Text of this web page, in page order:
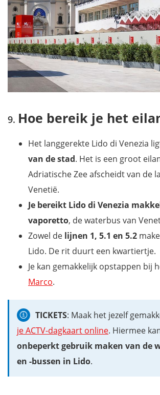
Hoe bereik je het
Het langgerekte Lido di Venezia
van de stad. Het is een groot
Adriatische Zee afscheidt van de
Venetië.
Je bereikt Lido di Venezia
vaporetto, de waterbus van
Zowel de lijnen 1, 5.1 en 5.2
Lido. De rit duurt een kwartiertje.
Je kan gemakkelijk opstappen bij
Marco.
TICKETS: Maak het jezelf
je ACTV-dagkaart online. Hiermee
onbeperkt gebruik maken van de
en -bussen in Lido.